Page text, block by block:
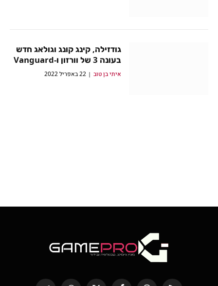
גודזילה, קינג קונג וגולאג חדש
בעונה 3 של וורזון ו-Vanguard
איתי בן טוב 22 באפריל 2022